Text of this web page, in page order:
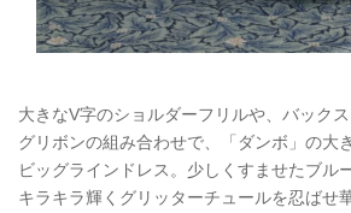
大きなV字のショルダーフリルや、バック
グリボンの組み合わせで、「ダンボ」の大
ビッグラインドレス。少しくすませたブル
キラキラ輝くグリッターチュールを忍ばせ